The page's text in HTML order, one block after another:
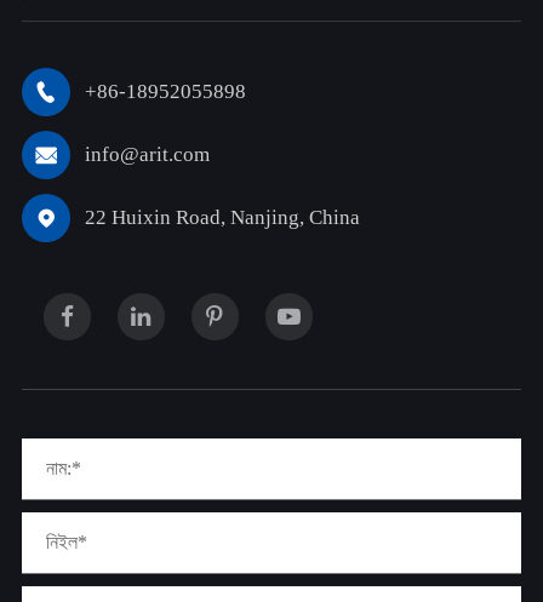
 +86-18952055898
 info@arit.com
 22 Huixin Road, Nanjing, China